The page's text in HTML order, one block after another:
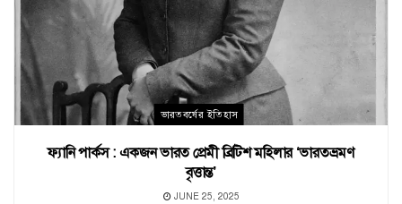
ভারতবর্ষের ইতিহাস
ফ্যানি পার্কস : একজন ভারত প্রেমী ব্রিটিশ মহিলার ‘ভারতভ্রমণ
বৃত্তান্ত’
JUNE 25, 2025